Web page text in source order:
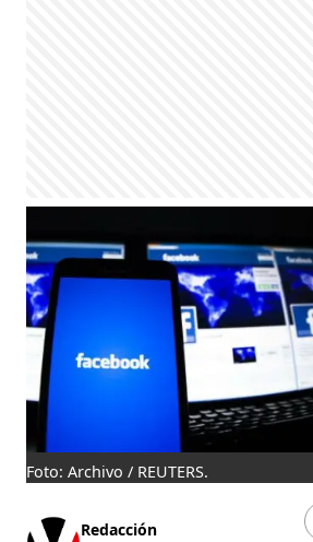
Foto: Archivo / REUTERS.
Redacción